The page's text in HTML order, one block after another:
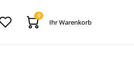
0
Ihr Warenkorb